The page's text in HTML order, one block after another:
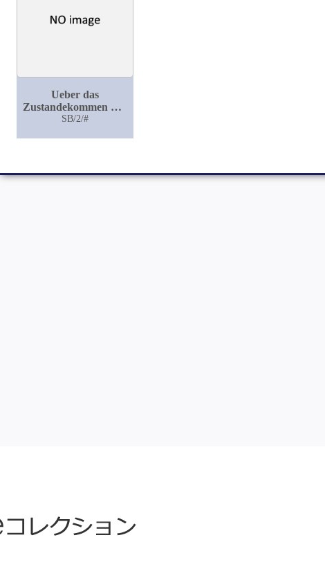
Ueber das
Zustandekommen der
Querbrüche der
SB/2/#